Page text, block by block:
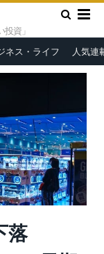
資」
ネス・ライフ 人気連
落「GENDA」いま
＝元村浩之
落